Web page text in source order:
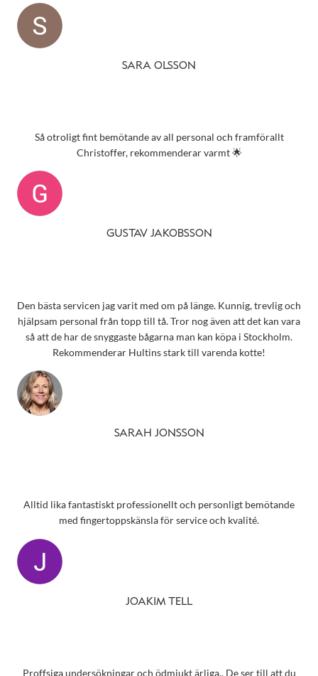
SARA OLSSON
Så otroligt fint bemötande av all personal och framförallt
Christoffer, rekommenderar varmt 🌟
GUSTAV JAKOBSSON
Den bästa servicen jag varit med om på länge. Kunnig, trevlig och
hjälpsam personal från topp till tå. Tror nog även att det kan vara
så att de har de snyggaste bågarna man kan köpa i Stockholm.
Rekommenderar Hultins stark till varenda kotte!
SARAH JONSSON
Alltid lika fantastiskt professionellt och personligt bemötande
med fingertoppskänsla för service och kvalité.
JOAKIM TELL
Proffsiga undersökningar och ödmjukt ärliga.. De ser till att du